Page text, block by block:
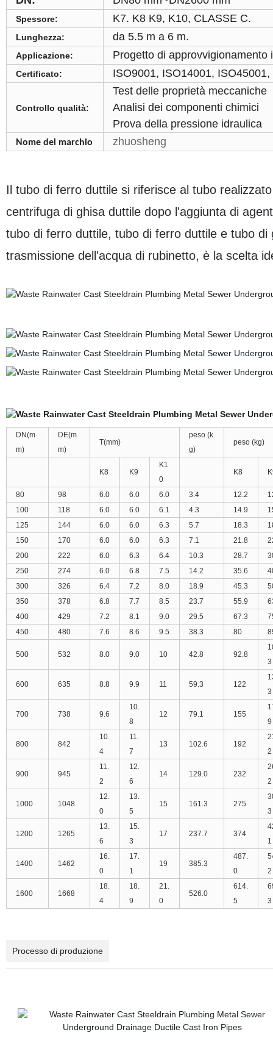
Spessore: K7. K8 K9, K10, CLASSE C.
Lunghezza: da 5.5 m a 6 m.
Applicazione: Progetto di approvvigionamento
Certificato: ISO9001, ISO14001,
Controllo qualità:
Test delle proprietà meccaniche
Analisi dei componenti chimici
Prova della pressione idraulica
Nome del marchio zhuosheng
Il tubo di ferro duttile si riferisce al tubo
centrifuga di ghisa duttile dopo l'aggiunta di
tubo di ferro duttile, tubo di ferro duttile e tubo
trasmissione dell'acqua di rubinetto, è la scelta
DN(m
m)
DE(m
m)
T(mm)
peso (k
g)
peso (kg)
K8 K9
K1
0
K8
80 98 6.0 6.0 6.0 3.4 12.2
100
118 6.0 6.0 6.1 4.3 14.9
125
144 6.0 6.0 6.3 5.7 18.3
150
170 6.0 6.0 6.3 7.1 21.8
200
222 6.0 6.3 6.4 10.3 28.7
250
274 6.0 6.8 7.5 14.2 35.6
300
326 6.4 7.2 8.0 18.9 45.3
350
378 6.8 7.7 8.5 23.7 55.9
400
429 7.2 8.1 9.0 29.5 67.3
450
480 7.6 8.6 9.5 38.3 80
500 532 8.0 9.0 10 42.8 92.8
3
600 635 8.8 9.9 11 59.3 122
3
700 738 9.6
10.
8
12 79.1 155
9
800 842
10.
4
11.
7
13 102.6 192
2
900 945
11.
2
12.
6
14 129.0 232
2
1000 1048
12.
0
13.
5
15 161.3 275
3
1200 1265
13.
6
15.
3
17 237.7 374
1
1400 1462
16.
0
17.
1
19 385.3
487.
0
2
1600 1668
18.
4
18.
9
21.
0
526.0
614.
5
3
Processo di produzione